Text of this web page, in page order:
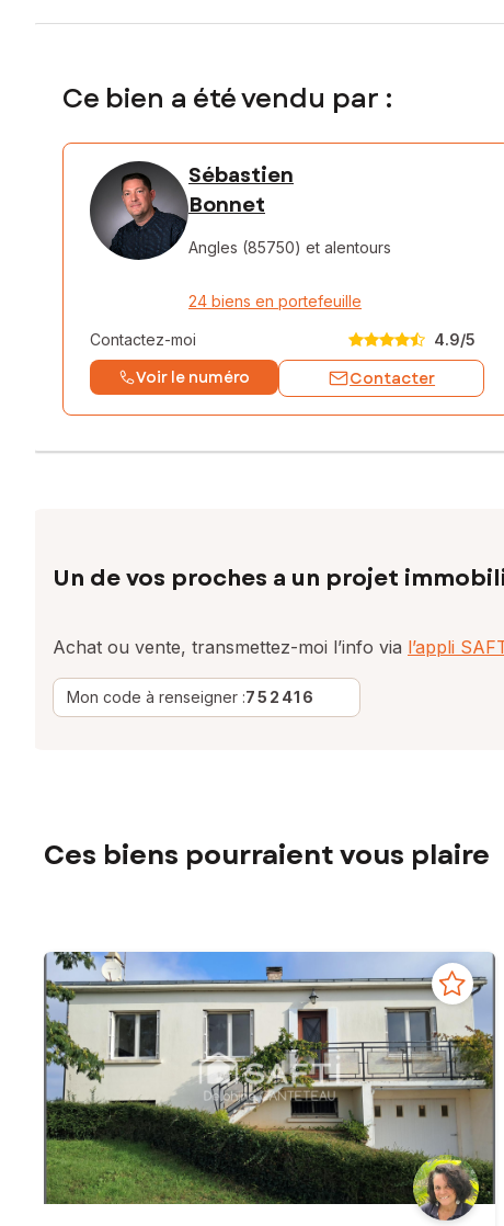
Ce bien a été vendu par :
Sébastien
Bonnet
Angles (85750) et alentours
24 biens en portefeuille
Contactez-moi 4.9/5
Voir le numéro Contacter
Un de vos proches a un projet
Achat ou vente, transmettez-moi l’info via l’appli
Mon code à renseigner :752416
Ces biens pourraient vous plaire